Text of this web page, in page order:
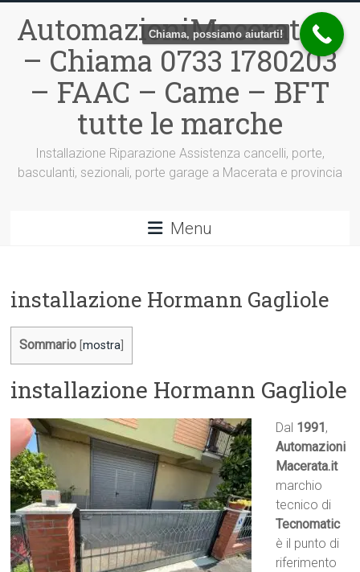
contenuto
AutomazioniMacerata.it
– Chiama 0733 1780203
– FAAC – Came – BFT
tutte le marche
Installazione Riparazione Assistenza cancelli, porte,
basculanti, sezionali, porte garage a Macerata e provincia
Menu
installazione Hormann Gagliole
Sommario [mostra
installazione Hormann Gagliole
Dal 1991 ,
Automazioni
Macerata.it
marchio
tecnico di
Tecnomatic
è il punto di
riferimento
Chiama, possiamo aiutarti!